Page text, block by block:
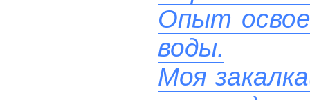
Опыт
воды.
Моя